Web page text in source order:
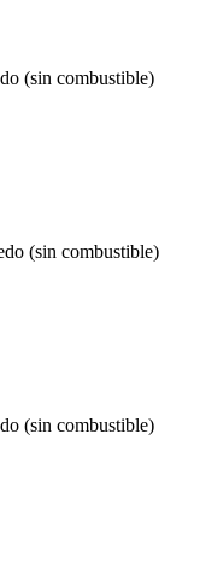
(sin combustible)
(sin combustible)
(sin combustible)